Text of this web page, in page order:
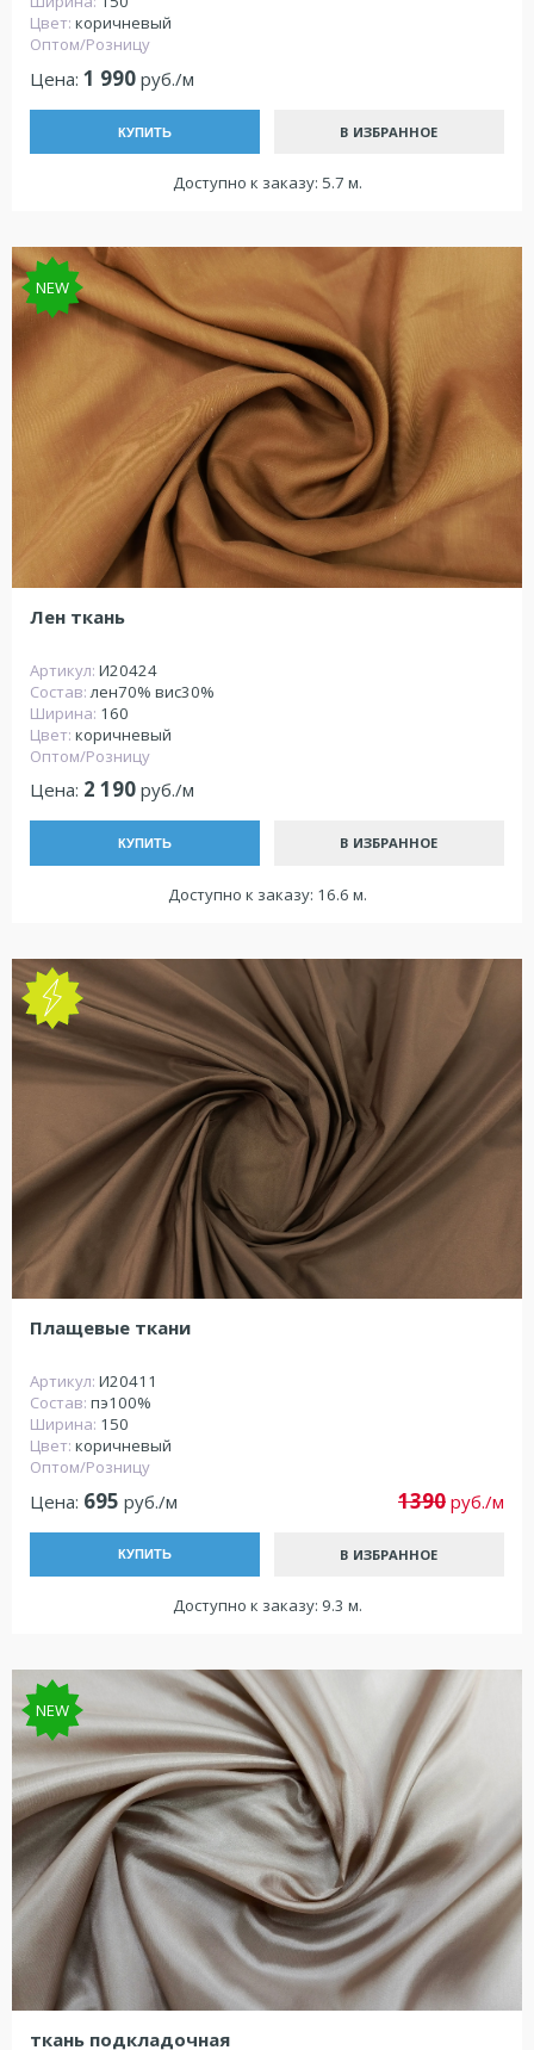
Цвет: коричневый
Оптом/Розницу
Цена: 1 990 руб./м
КУПИТЬ В ИЗБРАННОЕ
Доступно к заказу: 5.7 м.
NEW
Лен ткань
Артикул: И20424
Состав:лен70% вис30%
Ширина: 160
Цвет: коричневый
Оптом/Розницу
Цена: 2 190 руб./м
КУПИТЬ В ИЗБРАННОЕ
Доступно к заказу: 16.6 м.
NEW
Плащевые ткани
Артикул: И20411
Состав: пэ100%
Ширина: 150
Цвет: коричневый
Оптом/Розницу
Цена: 695 руб./м 1390 руб./м
КУПИТЬ В ИЗБРАННОЕ
Доступно к заказу: 9.3 м.
NEW
ткань подкладочная